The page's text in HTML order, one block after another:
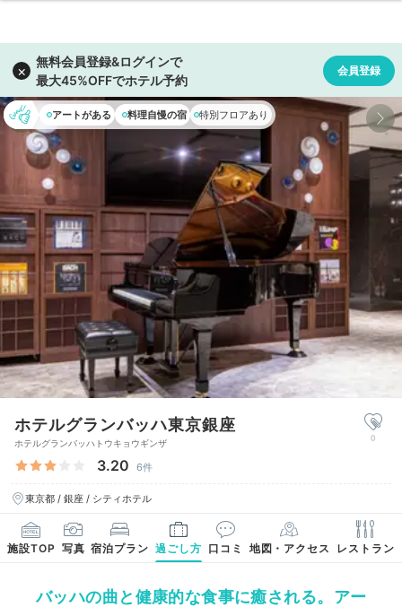
アートがある 料理自慢の宿 特別フロアあり
ホテルグランバッハ東京銀座
ホテルグランバッハトウキョウギンザ
3.20 6件
東京都 / 銀座 / シティホテル
0
施設TOP 写真 宿泊プラン 過ごし方 口コミ 地図・アクセス レストラン
バッハの曲と健康的な食事に癒される。アー